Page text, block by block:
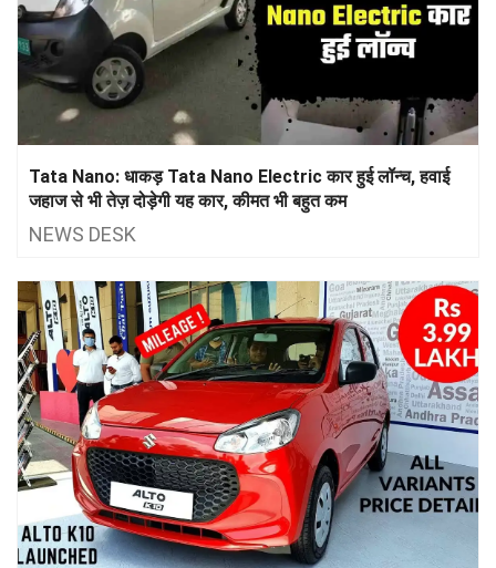
Tata Nano: धाकड़ Tata Nano Electric कार हुई लॉन्च, हवाई
जहाज से भी तेज़ दोड़ेगी यह कार, कीमत भी बहुत कम
NEWS DESK